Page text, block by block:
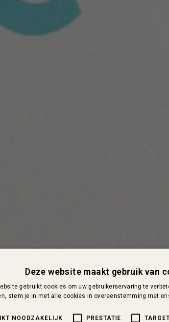
Deze website maakt gebruik van
gebruikt cookies om uw gebruikerservaring te
stem je in met alle cookies in overeenstemming met
NOODZAKELIJK PRESTATIE